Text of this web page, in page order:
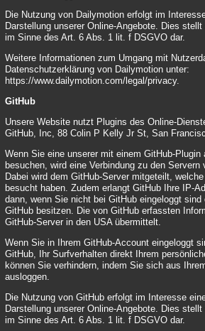
Die Nutzung von Dailymotion erfolgt im
Darstellung unserer Online-Angebote. Dies
im Sinne des Art. 6 Abs. 1 lit. f DSGVO dar.
Weitere Informationen zum Umgang mit
Datenschutzerklärung von Dailymotion unter:
https://www.dailymotion.com/legal/privacy.
GitHub
Unsere Website nutzt Plugins des Online-
GitHub, Inc, 88 Colin P Kelly Jr St, San
Wenn Sie eine unserer mit einem GitHub-
besuchen, wird eine Verbindung zu den Servern
Dabei wird dem GitHub-Server mitgeteilt,
besucht haben. Zudem erlangt GitHub Ihre IP-
dann, wenn Sie nicht bei GitHub eingeloggt sind
GitHub besitzen. Die von GitHub erfassten
GitHub-Server in den USA übermittelt.
Wenn Sie in Ihrem GitHub-Account eingeloggt
GitHub, Ihr Surfverhalten direkt Ihrem
können Sie verhindern, indem Sie sich aus
ausloggen.
Die Nutzung von GitHub erfolgt im Interesse
Darstellung unserer Online-Angebote. Dies
im Sinne des Art. 6 Abs. 1 lit. f DSGVO dar.